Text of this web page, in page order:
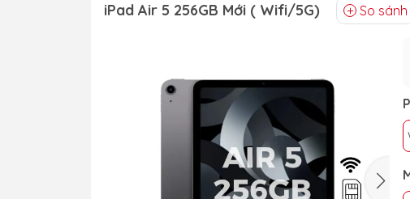
iPad Air 5 256GB Mới ( Wifi/5G) So sánh